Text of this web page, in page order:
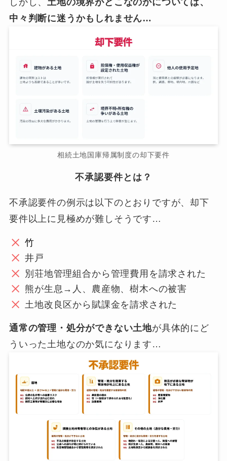
しかし、土地の境界がどこなのかについては、
中々判断に迷うかもしれません…
相続土地国庫帰属制度の却下要件
不承認要件とは？
不承認要件の例示は以下のとおりですが、却下
要件以上に見極めが難しそうです…
竹
井戸
別荘地管理組合から管理費用を請求された
熊が生息→人、農産物、樹木への被害
土地改良区から賦課金を請求された
通常の管理・処分ができない土地が具体的にど
ういった土地なのか気になります…